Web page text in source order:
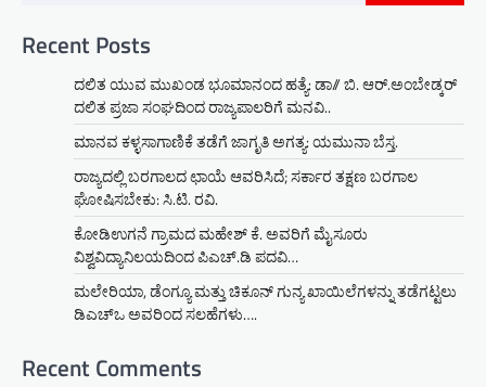
Recent Posts
ದಲಿತ ಯುವ ಮುಖಂಡ ಭೂಮಾನಂದ ಹತ್ಯೆ: ಡಾ// ಬಿ. ಆರ್.ಅಂಬೇಡ್ಕರ್
ದಲಿತ ಪ್ರಜಾ ಸಂಘದಿಂದ ರಾಜ್ಯಪಾಲರಿಗೆ ಮನವಿ..
ಮಾನವ ಕಳ್ಳಸಾಗಾಣಿಕೆ ತಡೆಗೆ ಜಾಗೃತಿ ಅಗತ್ಯ: ಯಮುನಾ ಬೆಸ್ತ.
ರಾಜ್ಯದಲ್ಲಿ ಬರಗಾಲದ ಛಾಯೆ ಆವರಿಸಿದೆ; ಸರ್ಕಾರ ತಕ್ಷಣ ಬರಗಾಲ
ಘೋಷಿಸಬೇಕು: ಸಿ.ಟಿ. ರವಿ.
ಕೋಡಿಉಗನೆ ಗ್ರಾಮದ ಮಹೇಶ್ ಕೆ. ಅವರಿಗೆ ಮೈಸೂರು
ವಿಶ್ವವಿದ್ಯಾನಿಲಯದಿಂದ ಪಿಎಚ್.ಡಿ ಪದವಿ…
ಮಲೇರಿಯಾ, ಡೆಂಗ್ಯೂ ಮತ್ತು ಚಿಕೂನ್ ಗುನ್ಯ ಖಾಯಿಲೆಗಳನ್ನು ತಡೆಗಟ್ಟಲು
ಡಿಎಚ್‌ಒ ಅವರಿಂದ ಸಲಹೆಗಳು….
Recent Comments